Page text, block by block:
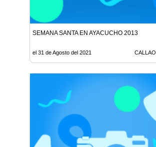
SEMANA SANTA EN AYACUCHO 2013
el 31 de Agosto del 2021 CALLAO